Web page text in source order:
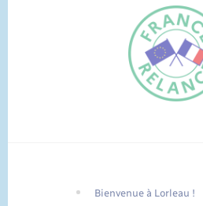
FR
Bienvenue à Lorleau !